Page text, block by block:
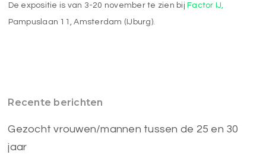
De expositie is van 3-20 november te zien bijFactor IJ,
Pampuslaan 11, Amsterdam (IJburg).
Recente berichten
Gezocht vrouwen/mannen tussen de 25 en 30
jaar